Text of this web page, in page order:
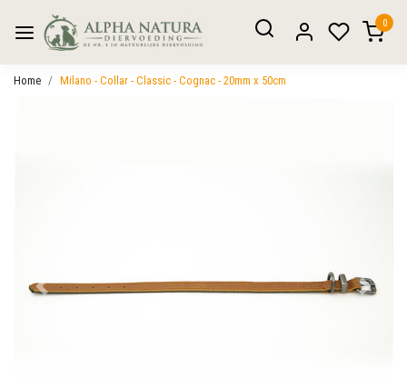
0
Home Milano - Collar - Classic - Cognac - 20mm x 50cm
Vorige